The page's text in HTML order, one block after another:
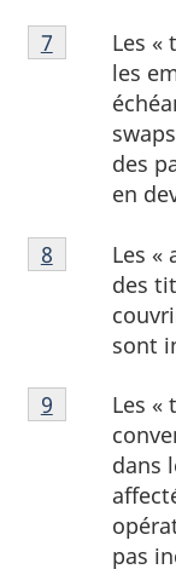
Note
de
Les «
les
des
en
Retour à la
7
Note
de
8
Les «
des
sont
Retour à la
8
Note
de
Les «
dans
pas
Retour à la
9